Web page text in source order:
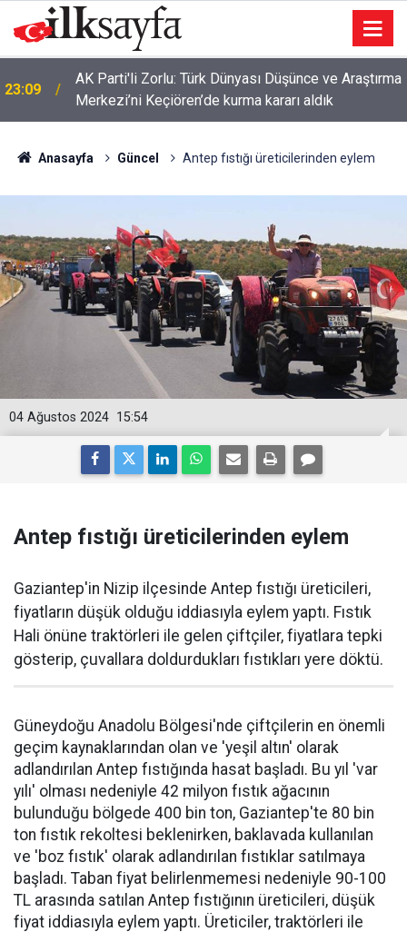
23:09
AK Parti'li Zorlu: Türk Dünyası Düşünce ve Araştırma
Merkezi’ni Keçiören’de kurma kararı aldık
Anasayfa Güncel Antep fıstığı üreticilerinden eylem
15:54
04 Ağustos 2024
Antep fıstığı üreticilerinden eylem
Gaziantep'in Nizip ilçesinde Antep fıstığı üreticileri,
fiyatların düşük olduğu iddiasıyla eylem yaptı. Fıstık
Hali önüne traktörleri ile gelen çiftçiler, fiyatlara tepki
gösterip, çuvallara doldurdukları fıstıkları yere döktü.
Güneydoğu Anadolu Bölgesi'nde çiftçilerin en önemli
geçim kaynaklarından olan ve 'yeşil altın' olarak
adlandırılan Antep fıstığında hasat başladı. Bu yıl 'var
yılı' olması nedeniyle 42 milyon fıstık ağacının
bulunduğu bölgede 400 bin ton, Gaziantep'te 80 bin
ton fıstık rekoltesi beklenirken, baklavada kullanılan
ve 'boz fıstık' olarak adlandırılan fıstıklar satılmaya
başladı. Taban fiyat belirlenmemesi nedeniyle 90-100
TL arasında satılan Antep fıstığının üreticileri, düşük
fiyat iddiasıyla eylem yaptı. Üreticiler, traktörleri ile